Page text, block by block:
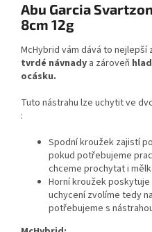
Abu Garcia
8cm 12g
McHybrid vám dává to
tvrdé návnady a zároveň
ocásku.
Tuto nástrahu lze uchytit ve
:
Spodní kroužek zajistí
pokud potřebujeme
chceme prochytat i
Horní kroužek
uchycení zvolíme tedy
potřebujeme s